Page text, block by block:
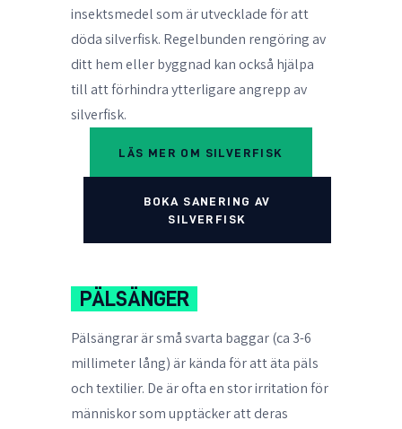
insektsmedel som är utvecklade för att
döda silverfisk. Regelbunden rengöring av
ditt hem eller byggnad kan också hjälpa
till att förhindra ytterligare angrepp av
silverfisk.
LÄS MER OM SILVERFISK
BOKA SANERING AV
SILVERFISK
PÄLSÄNGER
Pälsängrar är små svarta baggar (ca 3-6
millimeter lång) är kända för att äta päls
och textilier. De är ofta en stor irritation för
människor som upptäcker att deras